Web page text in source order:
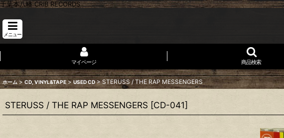
千葉本八幡 CRIB RECORDS
メニュー
マイページ 商品検索
ホーム > CD, VINYL&TAPE > USED CD > STERUSS / THE RAP MESSENGERS
STERUSS / THE RAP MESSENGERS [CD-041]